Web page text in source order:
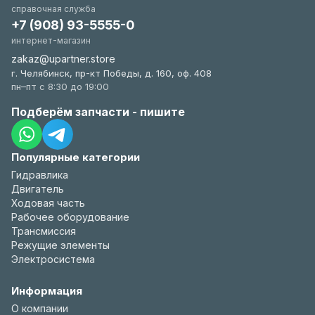
Популярные категории
Гидравлика
Двигатель
Ходовая часть
Рабочее оборудование
Трансмиссия
Режущие элементы
Электросистема
Информация
О компании
справочная служба
+7 (908) 93-5555-0
интернет-магазин
zakaz@upartner.store
г. Челябинск, пр-кт Победы, д. 160, оф. 408
пн–пт с 8:30 до 19:00
Подберём запчасти - пишите